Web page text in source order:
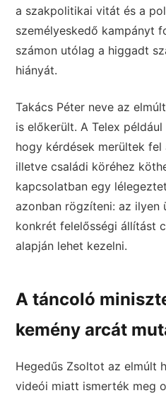
a szakpolitikai vitát és a
személyeskedő kampányt
számon utólag a higgadt
hiányát.
Takács Péter neve az
is előkerült. A Telex
hogy kérdések merültek fel
illetve családi köréhez
kapcsolatban egy
azonban rögzíteni: az ilyen
konkrét felelősségi állítást
alapján lehet kezelni.
A táncoló
kemény arcát
Hegedűs Zsoltot az elmúlt
videói miatt ismerték meg